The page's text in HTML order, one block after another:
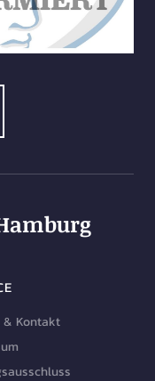
Kontakt